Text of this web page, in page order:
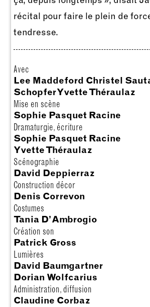
récital pour faire le plein de
tendresse.
Avec
Lee Maddeford Christel
Schopfer Yvette Théraulaz
Mise en scène
Sophie Pasquet Racine
Dramaturgie, écriture
Sophie Pasquet Racine
Yvette Théraulaz
Scénographie
David Deppierraz
Construction décor
Denis Correvon
Costumes
Tania D’Ambrogio
Création son
Patrick Gross
Lumières
David Baumgartner
Dorian Wolfcarius
Administration, diffusion
Claudine Corbaz